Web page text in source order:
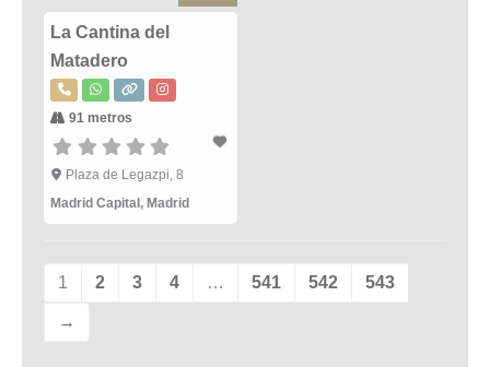
La Cantina del
Matadero
91 metros
Plaza de Legazpi, 8
Madrid Capital , Madrid
1 2 3 4 … 541 542 543
→